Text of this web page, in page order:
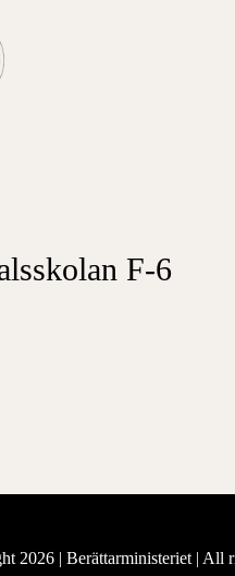
F-6
2026 | Berättarministeriet | All